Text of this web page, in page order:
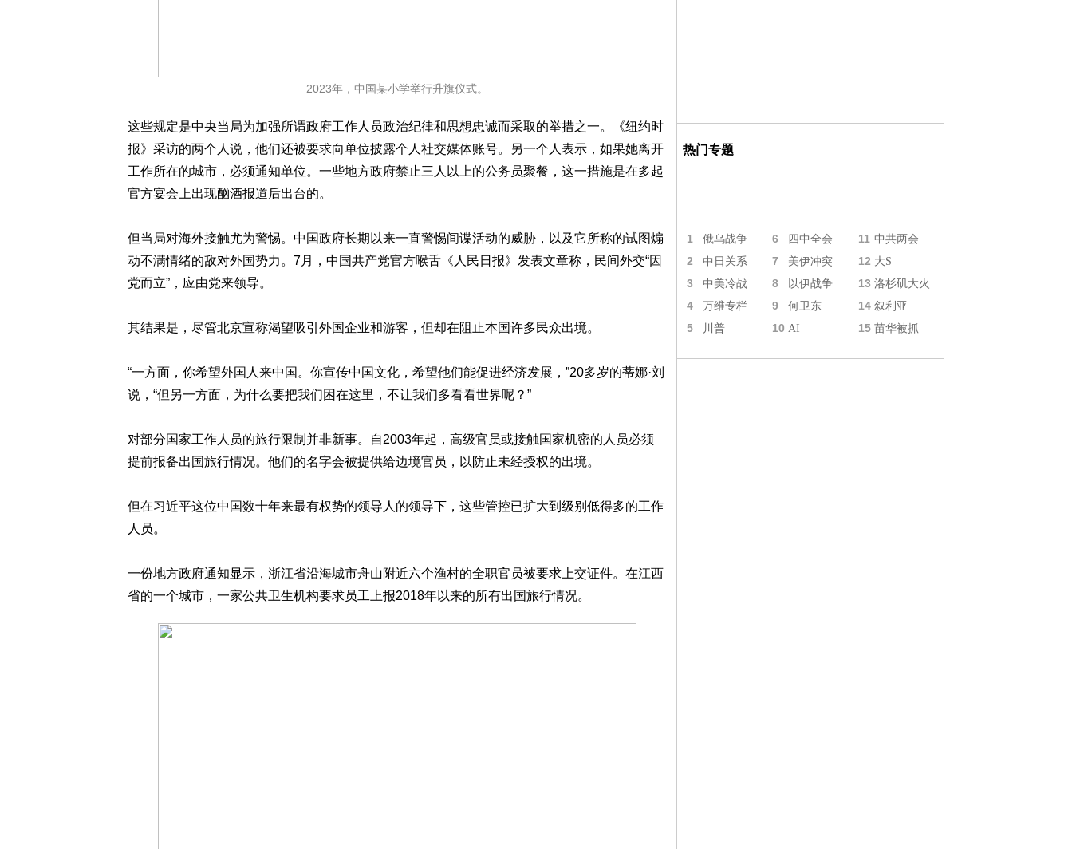
2023年，中国某小学举行升旗仪式。
这些规定是中央当局为加强所谓政府工作人员政治纪律和思想忠诚而采取的举措之一。《纽约时
报》采访的两个人说，他们还被要求向单位披露个人社交媒体账号。另一个人表示，如果她离开
工作所在的城市，必须通知单位。一些地方政府禁止三人以上的公务员聚餐，这一措施是在多起
官方宴会上出现酗酒报道后出台的。
但当局对海外接触尤为警惕。中国政府长期以来一直警惕间谍活动的威胁，以及它所称的试图煽
动不满情绪的敌对外国势力。7月，中国共产党官方喉舌《人民日报》发表文章称，民间外交“因
党而立”，应由党来领导。
其结果是，尽管北京宣称渴望吸引外国企业和游客，但却在阻止本国许多民众出境。
“一方面，你希望外国人来中国。你宣传中国文化，希望他们能促进经济发展，”20多岁的蒂娜·刘
说，“但另一方面，为什么要把我们困在这里，不让我们多看看世界呢？”
对部分国家工作人员的旅行限制并非新事。自2003年起，高级官员或接触国家机密的人员必须
提前报备出国旅行情况。他们的名字会被提供给边境官员，以防止未经授权的出境。
但在习近平这位中国数十年来最有权势的领导人的领导下，这些管控已扩大到级别低得多的工作
人员。
一份地方政府通知显示，浙江省沿海城市舟山附近六个渔村的全职官员被要求上交证件。在江西
省的一个城市，一家公共卫生机构要求员工上报2018年以来的所有出国旅行情况。
热门专题
1 俄乌战争 6 四中全会 11 中共两会
2 中日关系 7 美伊冲突 12 大S
3 中美冷战 8 以伊战争 13 洛杉矶大火
4 万维专栏 9 何卫东 14 叙利亚
5 川普 10 AI 15 苗华被抓